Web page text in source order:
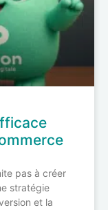
pas à créer
stratégie
et la